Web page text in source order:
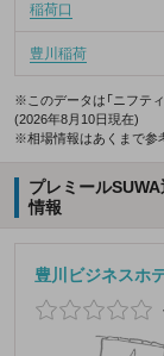
稲荷口
豊川稲荷
※このデータは「ニフテ
(2026年8月10日現在)
※相場情報はあくまで参
プレミール
情報
豊川ビジネスホ